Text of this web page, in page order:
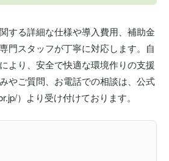
する詳細な仕様や導入費用、補助金
門スタッフが丁寧に対応します。自
より、安全で快適な環境作りの支援
やご質問、お電話での相談は、公式
）より受け付けております。